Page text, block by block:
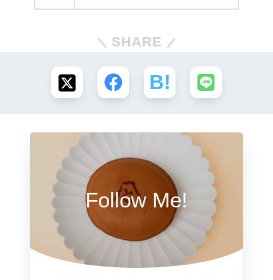
SHARE
Follow Me!